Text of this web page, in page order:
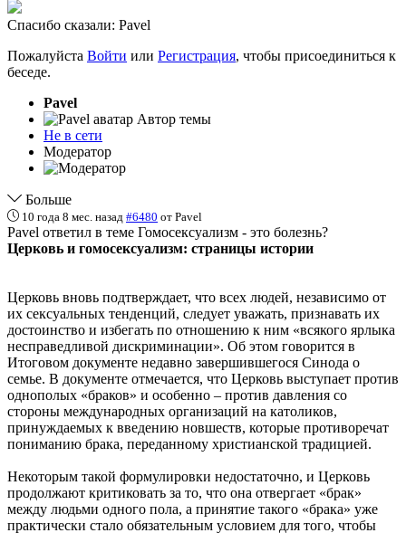
Спасибо сказали: Pavel
Пожалуйста Войти или Регистрация, чтобы присоединиться к
беседе.
Pavel
Автор темы
Не в сети
Модератор
Больше
10 года 8 мес. назад #6480 от Pavel
Pavel ответил в теме Гомосексуализм - это болезнь?
Церковь и гомосексуализм: страницы истории
Церковь вновь подтверждает, что всех людей, независимо от
их сексуальных тенденций, следует уважать, признавать их
достоинство и избегать по отношению к ним «всякого ярлыка
несправедливой дискриминации». Об этом говорится в
Итоговом документе недавно завершившегося Синода о
семье. В документе отмечается, что Церковь выступает против
однополых «браков» и особенно – против давления со
стороны международных организаций на католиков,
принуждаемых к введению новшеств, которые противоречат
пониманию брака, переданному христианской традицией.
Некоторым такой формулировки недостаточно, и Церковь
продолжают критиковать за то, что она отвергает «брак»
между людьми одного пола, а принятие такого «брака» уже
практически стало обязательным условием для того, чтобы